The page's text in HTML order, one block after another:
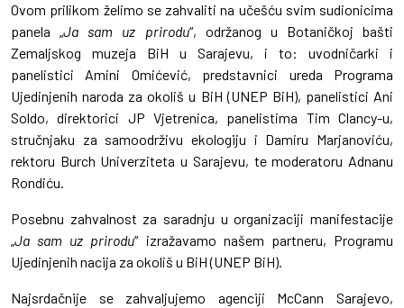
Ovom prilikom želimo se zahvaliti na učešću svim sudionicima
panela „Ja sam uz prirodu“, održanog u Botaničkoj bašti
Zemaljskog muzeja BiH u Sarajevu, i to: uvodničarki i
panelistici Amini Omićević, predstavnici ureda Programa
Ujedinjenih naroda za okoliš u BiH (UNEP BiH), panelistici Ani
Soldo, direktorici JP Vjetrenica, panelistima Tim Clancy-u,
stručnjaku za samoodrživu ekologiju i Damiru Marjanoviću,
rektoru Burch Univerziteta u Sarajevu, te moderatoru Adnanu
Rondiću.
Posebnu zahvalnost za saradnju u organizaciji manifestacije
„Ja sam uz prirodu“ izražavamo našem partneru, Programu
Ujedinjenih nacija za okoliš u BiH (UNEP BiH).
Najsrdačnije se zahvaljujemo agenciji McCann Sarajevo,